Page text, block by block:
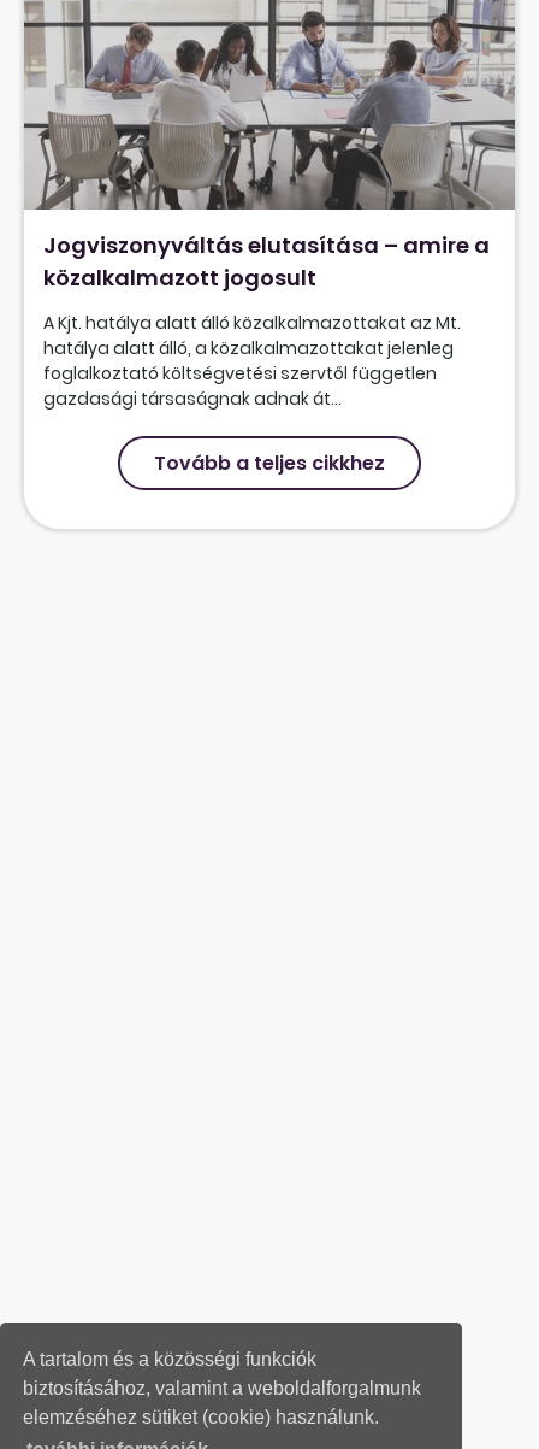
A tartalom és a közösségi funkciók
biztosításához, valamint a weboldalforgalmunk
elemzéséhez sütiket (cookie) használunk.
Jogviszonyváltás elutasítása – amire a
közalkalmazott jogosult
A Kjt. hatálya alatt álló közalkalmazottakat az Mt.
hatálya alatt álló, a közalkalmazottakat jelenleg
foglalkoztató költségvetési szervtől független
gazdasági társaságnak adnak át...
Tovább a teljes cikkhez